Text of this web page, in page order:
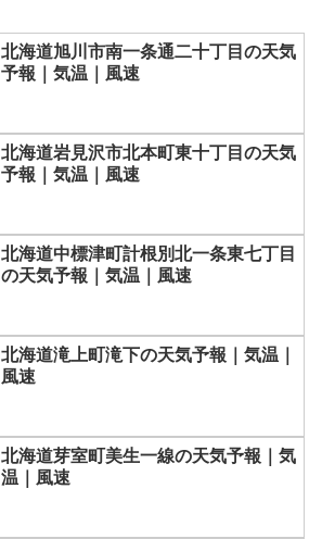
北海道旭川市南一条通二十丁目の天気
予報｜気温｜風速
北海道岩見沢市北本町東十丁目の天気
予報｜気温｜風速
北海道中標津町計根別北一条東七丁目
の天気予報｜気温｜風速
北海道滝上町滝下の天気予報｜気温｜
風速
北海道芽室町美生一線の天気予報｜気
温｜風速